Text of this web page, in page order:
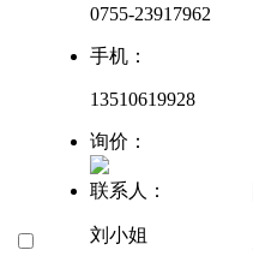
0755-23917962
手机：
13510619928
询价：
联系人：
刘小姐